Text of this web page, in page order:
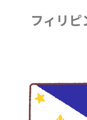
フィリ